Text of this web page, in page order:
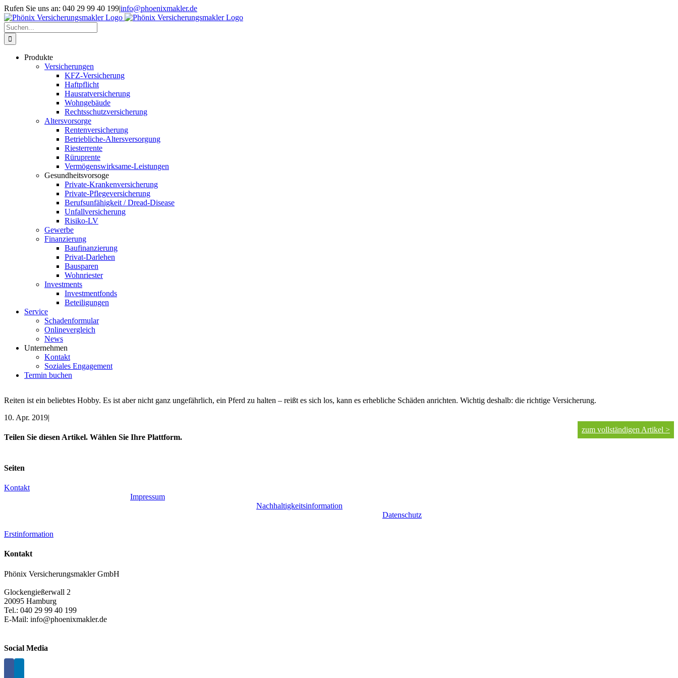
Skip
to
content
Rufen Sie uns an: 040 29 99 40 199|info@phoenixmakler.de
Suche
nach:
Produkte
Versicherungen
KFZ-Versicherung
Haftpflicht
Hausratversicherung
Wohngebäude
Rechtsschutzversicherung
Altersvorsorge
Rentenversicherung
Betriebliche-Altersversorgung
Riesterrente
Rüruprente
Vermögenswirksame-Leistungen
Gesundheitsvorsoge
Private-Krankenversicherung
Private-Pflegeversicherung
Berufsunfähigkeit / Dread-Disease
Unfallversicherung
Risiko-LV
Gewerbe
Finanzierung
Baufinanzierung
Privat-Darlehen
Bausparen
Wohnriester
Investments
Investmentfonds
Beteiligungen
Service
Schadenformular
Onlinevergleich
News
Unternehmen
Kontakt
Soziales Engagement
Termin buchen
Reiten ist ein beliebtes Hobby. Es ist aber nicht ganz ungefährlich, ein Pferd zu halten – reißt es sich los, kann es erhebliche Schäden anrichten. Wichtig deshalb: die richtige Versicherung.
zum vollständigen Artikel >
10. Apr. 2019|
Teilen Sie diesen Artikel. Wählen Sie Ihre Plattform.
Mail
Seiten
Kontakt
Impressum
Nachhaltigkeitsinformation
Datenschutz
Erstinformation
Kontakt
Phönix Versicherungsmakler GmbH
Glockengießerwall 2
20095 Hamburg
Tel.: 040 29 99 40 199
E-Mail: info@phoenixmakler.de
Social Media